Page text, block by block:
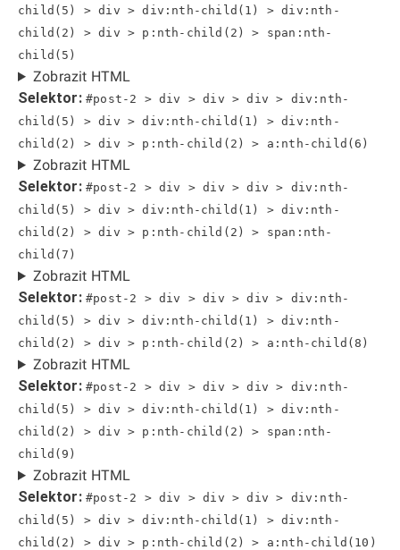
child(5) > div > div:nth-child(1) > div:nth-
child(2) > div > p:nth-child(2) > span:nth-
child(5)
Zobrazit HTML
Selektor: #post-2 > div > div > div > div:nth-
child(5) > div > div:nth-child(1) > div:nth-
child(2) > div > p:nth-child(2) > a:nth-child(6)
Zobrazit HTML
Selektor: #post-2 > div > div > div > div:nth-
child(5) > div > div:nth-child(1) > div:nth-
child(2) > div > p:nth-child(2) > span:nth-
child(7)
Zobrazit HTML
Selektor: #post-2 > div > div > div > div:nth-
child(5) > div > div:nth-child(1) > div:nth-
child(2) > div > p:nth-child(2) > a:nth-child(8)
Zobrazit HTML
Selektor: #post-2 > div > div > div > div:nth-
child(5) > div > div:nth-child(1) > div:nth-
child(2) > div > p:nth-child(2) > span:nth-
child(9)
Zobrazit HTML
Selektor: #post-2 > div > div > div > div:nth-
child(5) > div > div:nth-child(1) > div:nth-
child(2) > div > p:nth-child(2) > a:nth-child(10)